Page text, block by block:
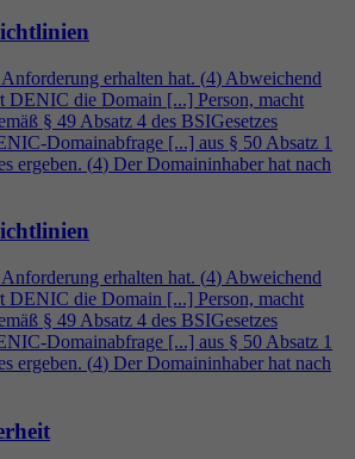
erhalten hat. (4) Abweichend
DENIC die Domain [...] Person, macht
§ 49 Absatz 4 des BSIGesetzes
Domainabfrage [...] aus § 50 Absatz 1
ergeben. (4) Der Domaininhaber hat nach
erhalten hat. (4) Abweichend
DENIC die Domain [...] Person, macht
§ 49 Absatz 4 des BSIGesetzes
Domainabfrage [...] aus § 50 Absatz 1
ergeben. (4) Der Domaininhaber hat nach